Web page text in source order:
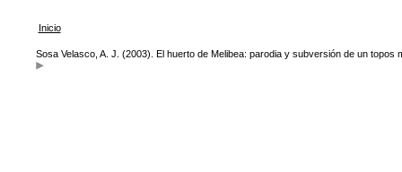
Inicio
Sosa Velasco, A. J. (2003). El huerto de Melibea: parodia y subversión de un topos